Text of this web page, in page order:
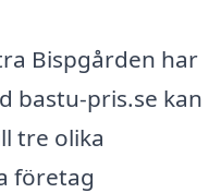
Bispgården har
bastu-pris.se kan
tre olika
företag